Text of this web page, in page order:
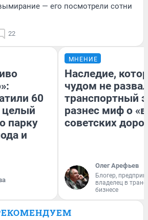
— его посмотрели сотни
22
60
целый
парку
и
МНЕНИЕ
Наследие,
чудом не
транспортный
разнес миф о
советских
Олег Арефьев
Блогер,
владелец в
бизнесе